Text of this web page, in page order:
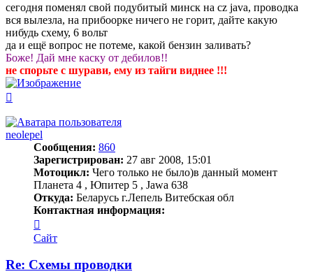
сегодня поменял свой подубитый минск на cz java, проводка
вся вылезла, на прибоорке ничего не горит, дайте какую
нибудь схему, 6 вольт
да и ещё вопрос не потеме, какой бензин заливать?
Боже! Дай мне каску от дебилов!!
не спорьте с шурави, ему из тайги виднее !!!
началу
neolepel
Сообщения: 860
Зарегистрирован: 27 авг 2008, 15:01
Мотоцикл: Чего только не было)в данный момент
Планета 4 , Юпитер 5 , Jawa 638
Откуда: Беларусь г.Лепель Витебская обл
Контактная информация:
информация
пользователя
Сайт
Re: Схемы проводки